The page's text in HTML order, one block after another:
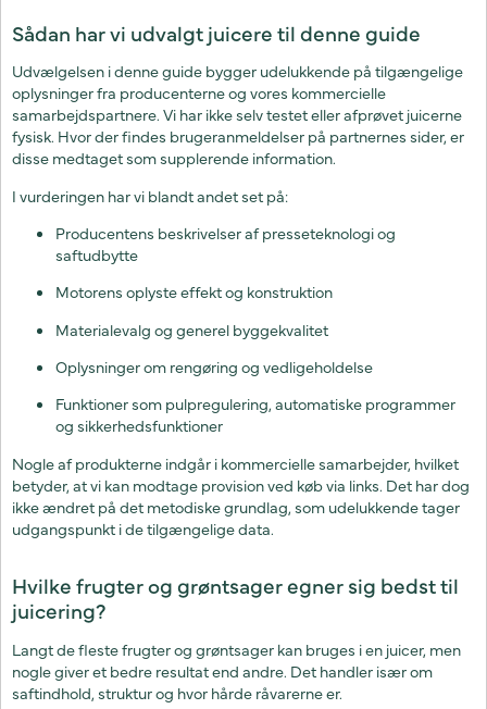
Sådan har vi udvalgt juicere til denne guide
Udvælgelsen i denne guide bygger udelukkende på tilgængelige
oplysninger fra producenterne og vores kommercielle
samarbejdspartnere. Vi har ikke selv testet eller afprøvet juicerne
fysisk. Hvor der findes brugeranmeldelser på partnernes sider, er
disse medtaget som supplerende information.
I vurderingen har vi blandt andet set på:
Producentens beskrivelser af presseteknologi og
saftudbytte
Motorens oplyste effekt og konstruktion
Materialevalg og generel byggekvalitet
Oplysninger om rengøring og vedligeholdelse
Funktioner som pulpregulering, automatiske programmer
og sikkerhedsfunktioner
Nogle af produkterne indgår i kommercielle samarbejder, hvilket
betyder, at vi kan modtage provision ved køb via links. Det har dog
ikke ændret på det metodiske grundlag, som udelukkende tager
udgangspunkt i de tilgængelige data.
Hvilke frugter og grøntsager egner sig bedst til
juicering?
Langt de fleste frugter og grøntsager kan bruges i en juicer, men
nogle giver et bedre resultat end andre. Det handler især om
saftindhold, struktur og hvor hårde råvarerne er.